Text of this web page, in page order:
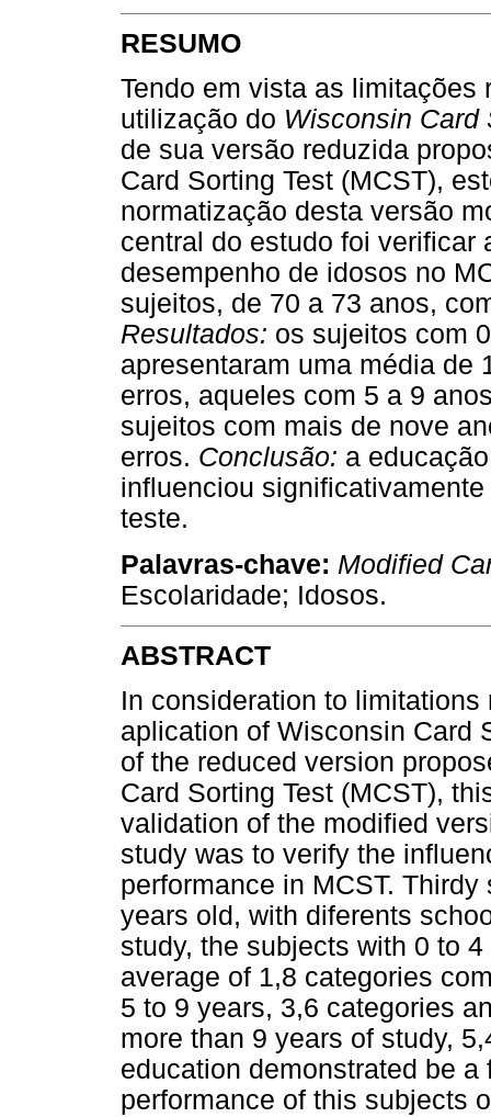
RESUMO
Tendo em vista as limitações
utilização do Wisconsin Card
de sua versão reduzida
Card Sorting Test (MCST),
normatização desta versão
central do estudo foi verificar
desempenho de idosos no
sujeitos, de 70 a 73 anos,
Resultados: os sujeitos com
apresentaram uma média de
erros, aqueles com 5 a 9
sujeitos com mais de nove
erros. Conclusão: a
influenciou
teste.
Palavras-chave: Modified
Escolaridade; Idosos.
ABSTRACT
In consideration to
aplication of Wisconsin Card
of the reduced version
Card Sorting Test (MCST),
validation of the modified
study was to verify the
performance in MCST.
years old, with diferents
study, the subjects with 0 to
average of 1,8 categories
5 to 9 years, 3,6 categories
more than 9 years of study,
education demonstrated be
performance of this subjects